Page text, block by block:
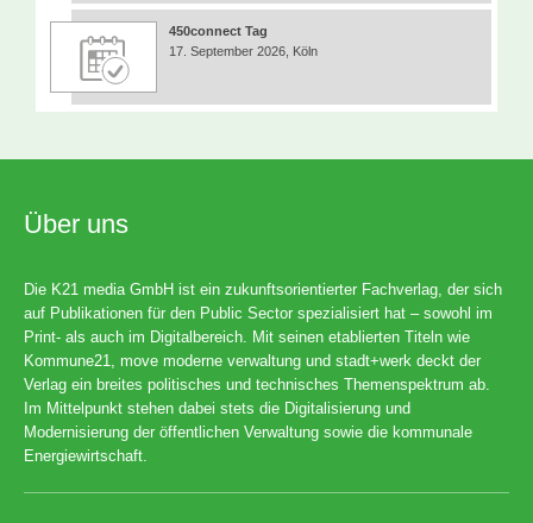
450connect Tag
17. September 2026, Köln
Über uns
Die K21 media GmbH ist ein zukunftsorientierter Fachverlag, der sich
auf Publikationen für den Public Sector spezialisiert hat – sowohl im
Print- als auch im Digitalbereich. Mit seinen etablierten Titeln wie
Kommune21, move moderne verwaltung und stadt+werk deckt der
Verlag ein breites politisches und technisches Themenspektrum ab.
Im Mittelpunkt stehen dabei stets die Digitalisierung und
Modernisierung der öffentlichen Verwaltung sowie die kommunale
Energiewirtschaft.